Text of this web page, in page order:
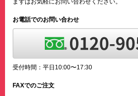
まずはお気軽にお問い合わせください。
お電話でのお問い合わせ
受付時間：平日10:00〜17:30
FAXでのご注文